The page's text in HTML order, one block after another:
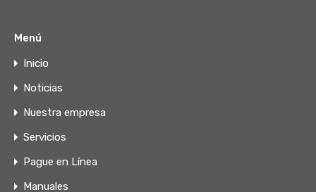
Menú
Inicio
Noticias
Nuestra empresa
Servicios
Pague en Línea
Manuales